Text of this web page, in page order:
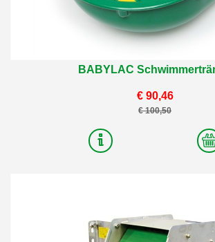
BABYLAC
€ 90,46
€ 100,50